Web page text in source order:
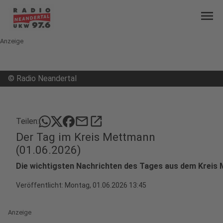
menu
Anzeige
© Radio Neandertal
Teilen: mailopen_in_new
Der Tag im Kreis Mettmann
(01.06.2026)
Die wichtigsten Nachrichten des Tages aus dem Kreis
Veröffentlicht: Montag, 01.06.2026 13:45
Anzeige